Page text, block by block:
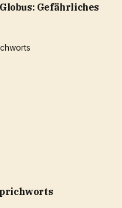
Gefährliches